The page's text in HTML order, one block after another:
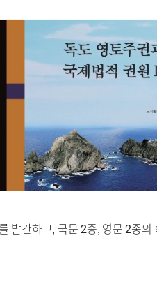
발간하고, 국문 2종, 영문 2종의